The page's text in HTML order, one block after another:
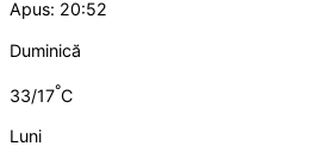
Apus: 20:52
Duminică
33/17°C
Luni